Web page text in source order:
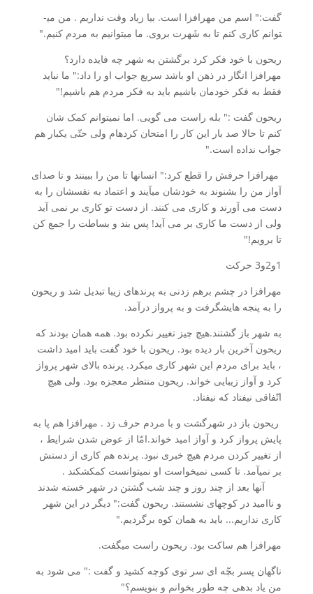
گفت:" اسم من مهرافزا است. بیا زیاد وقت نداریم . من می­
توانم کاری کنم تا به شَهرت بروی. ما می­توانیم به مردم کنیم."
ریحون با خود فکر کرد برگشتن به شهر چه فایده دارد؟
مهرافزا انگار در ذهن او باشد سریع جواب او را داد:" ما نباید
فقط به فکر خودمان باشیم باید به فکر مردم هم باشیم!"
ریحون گفت :" بله راست می گویی. اما­ نمی­توانم کمک شان
کنم تا حالا صد بار این کار را امتحان کرده­ام ولی حتّی یکبار هم
جواب نداده است."
مهرافزا حرفش را قطع کرد:" انسان­ها تا من را ببینند و تا صدای
آواز من را بشنوند به خودشان می­آیند و اعتماد به نفسشان را به
دست می آورند و کاری می کنند. از دست تو کاری بر نمی آید
ولی از دست ما کاری بر می آید! پس بند و بساطت را جمع کن
تا برویم!"
1و2و3 حرکت
مهرافزا در چشم برهم زدنی به پرنده­ای زیبا تبدیل شد و ریحون
را به پنجه ­هایش­گرفت و به پرواز درآمد.
به شهر باز گشتند.هیچ چیز تغییر نکرده بود. همه همان بودند که
ریحون آخرین بار دیده بود. ریحون با خود گفت باید امید داشت
، باید برای مردم این شهر کاری می­کرد. پرنده بالای شهر پرواز
کرد و آواز زیبایی خواند. ریحون منتظر معجزه بود. ولی هیچ
اتّفاقی نیفتاد که نیفتاد.
ریحون باز در شهرگشت و با مردم حرف زد . مهرافزا هم پا به
پایش پرواز کرد و آواز امید خواند.امّا از عوض شدن شرایط ،
از تغییر کردن مردم هیچ خبری نبود. پرنده هم کاری از دستش
بر نمی­آمد. تا کسی نمی­خواست او نمی­توانست کمکش­کند .
آن­ها بعد از چند روز و چند شب گشتن در شهر خسته شدند
و ناامید در کوچه­ای نشستند. ریحون گفت:" دیگر در این شهر
کاری نداریم... باید به همان کوه برگردیم."
مهرافزا هم ساکت بود. ریحون راست می­گفت.
ناگهان پسر بچّه ای سر توی کوچه کشید و گفت :" می شود به
من یاد بدهی چه طور بخوانم و بنویسم؟"